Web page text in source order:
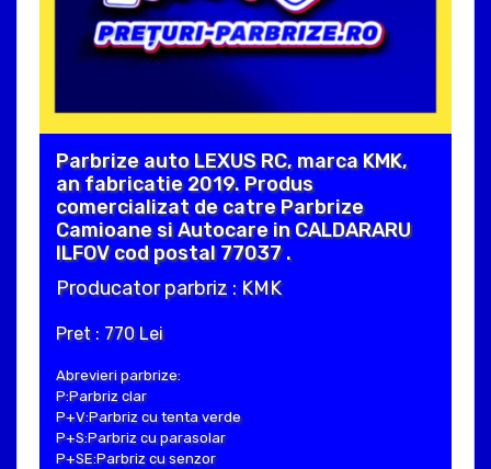
Parbrize auto LEXUS RC, marca KMK,
an fabricatie 2019. Produs
comercializat de catre Parbrize
Camioane si Autocare in CALDARARU
ILFOV cod postal 77037 .
Producator parbriz : KMK
Pret : 770 Lei
Abrevieri parbrize:
P:Parbriz clar
P+V:Parbriz cu tenta verde
P+S:Parbriz cu parasolar
P+SE:Parbriz cu senzor